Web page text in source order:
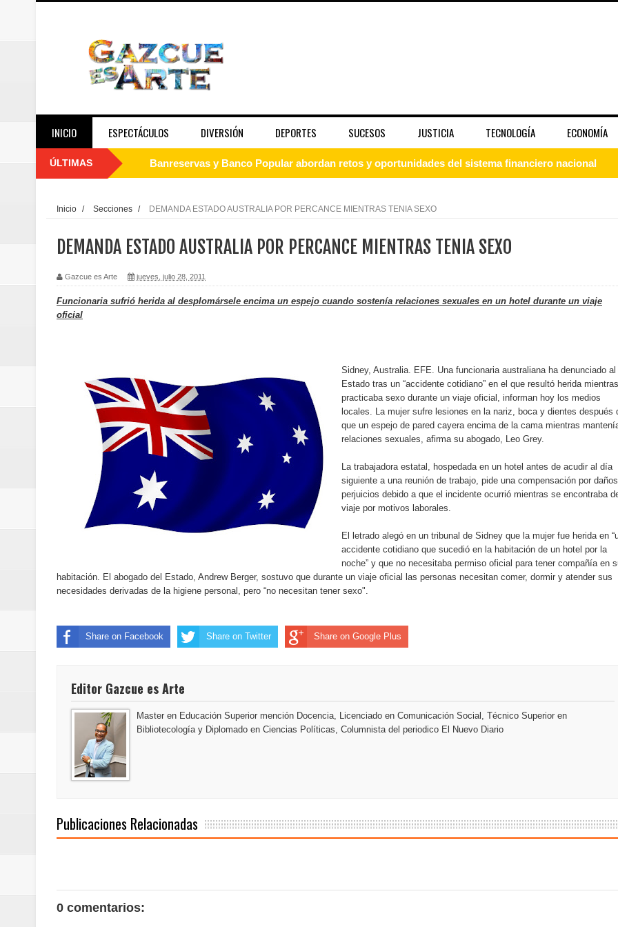
INICIO ESPECTÁCULOS DIVERSIÓN DEPORTES SUCESOS JUSTICIA TECNOLOGÍA ECONOMÍA
ÚLTIMAS Banreservas y Banco Popular abordan retos y oportunidades del sistema financiero nacional
Humano Seguros inaugura nueva localidad de Oficina Regional Este en La Romana
Banreservas destina RD$5,000 millones para emprendedoras en la segunda edición del Summit
Maridalia Hernández y El Canario se unen al regreso de Pavel Núñez y su “Bipolarband” a Hard
Domingo
Doctor Leonardo Aguilera afirma que Banreservas seguirá impulsando la seguridad alimentaria
del mapa del hambre
Banreservas y sus filiales realizan en Santiago el segundo Foro del Ahorro y la Inversión
Banreservas inaugura oficina en el Centro de Retención de Vehículos de Pedro Brand
SEPROI obtiene certificación ISO 37001 y se convierte en la primera empresa del sector con
Antisoborno certificado
Humano Seguros transforma la emisión de pólizas con Inteligencia Artificial y reduce el proceso
La Orquesta Sinfónica Nacional y el Coro Nacional Dominicano pondrán su sello a la Ceremonia
la batuta del maestro José Antonio Molina
Inicio / Secciones / DEMANDA ESTADO AUSTRALIA POR PERCANCE MIENTRAS TENIA SEXO
DEMANDA ESTADO AUSTRALIA POR PERCANCE MIENTRAS TENIA SEXO
Gazcue es Arte jueves, julio 28, 2011
Funcionaria sufrió herida al desplomársele encima un espejo cuando sostenía relaciones sexuales en un hotel durante un viaje
oficial
Sidney, Australia. EFE. Una funcionaria australiana ha denunciado al
Estado tras un “accidente cotidiano” en el que resultó herida mientras
practicaba sexo durante un viaje oficial, informan hoy los medios
locales. La mujer sufre lesiones en la nariz, boca y dientes después
que un espejo de pared cayera encima de la cama mientras
relaciones sexuales, afirma su abogado, Leo Grey.
La trabajadora estatal, hospedada en un hotel antes de acudir al día
siguiente a una reunión de trabajo, pide una compensación por
perjuicios debido a que el incidente ocurrió mientras se encontraba
viaje por motivos laborales.
El letrado alegó en un tribunal de Sidney que la mujer fue herida en
accidente cotidiano que sucedió en la habitación de un hotel por la
noche” y que no necesitaba permiso oficial para tener compañía en
habitación. El abogado del Estado, Andrew Berger, sostuvo que durante un viaje oficial las personas necesitan comer, dormir y atender sus
necesidades derivadas de la higiene personal, pero “no necesitan tener sexo".
Share on Facebook Share on Twitter Share on Google Plus
Editor Gazcue es Arte
Master en Educación Superior mención Docencia, Licenciado en Comunicación Social, Técnico Superior en
Bibliotecología y Diplomado en Ciencias Políticas, Columnista del periodico El Nuevo Diario
Publicaciones Relacionadas
0 comentarios: